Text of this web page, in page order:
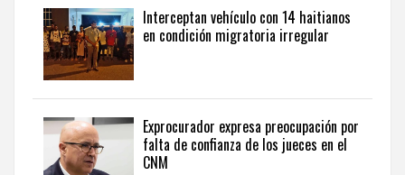
English.
Interceptan vehículo con 14 haitianos
en condición migratoria irregular
Exprocurador expresa preocupación por
falta de confianza de los jueces en el
CNM